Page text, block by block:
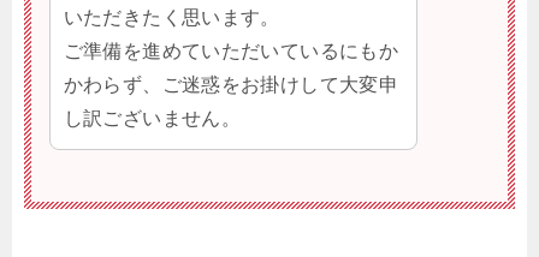
いただきたく思います。
ご準備を進めていただいているにもか
かわらず、ご迷惑をお掛けして大変申
し訳ございません。